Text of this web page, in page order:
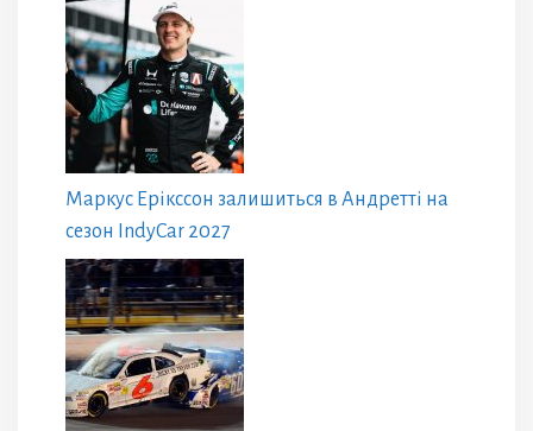
Маркус Ерікссон залишиться в Андретті на
сезон IndyCar 2027